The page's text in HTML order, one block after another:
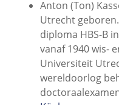
Anton (Ton)
Utrecht
diploma HBS-B
vanaf 1940 wis-
Universiteit
wereldoorlog